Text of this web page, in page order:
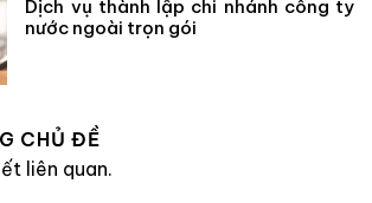
Dịch vụ thành lập chi nhánh công ty
nước ngoài trọn gói
CHỦ ĐỀ
liên quan.